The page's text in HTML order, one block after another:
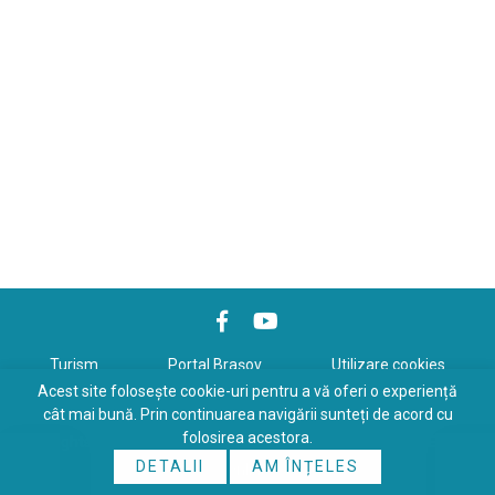
Turism Portal Braşov Utilizare cookies
Politică de confidenţialitate
Copyrights © 2026 All Rights Reserved. Powered by
Online
Acest site folosește cookie-uri pentru a vă oferi o experiență
cât mai bună. Prin continuarea navigării sunteți de acord cu
folosirea acestora.
DETALII
AM ÎNȚELES